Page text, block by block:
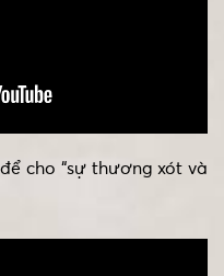
cho “sự thương xót và